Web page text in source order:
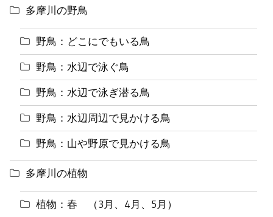
多摩川の野鳥
野鳥：どこにでもいる鳥
野鳥：水辺で泳ぐ鳥
野鳥：水辺で泳ぎ潜る鳥
野鳥：水辺周辺で見かける鳥
野鳥：山や野原で見かける鳥
多摩川の植物
植物：春 （3月、4月、5月）